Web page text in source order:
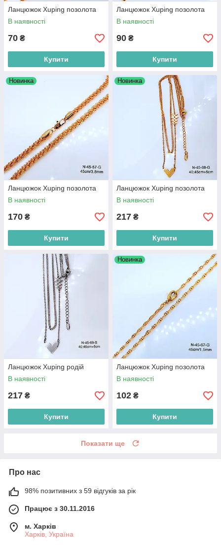
Ланцюжок Xuping позолота
В наявності
70 ₴
Купити
Ланцюжок Xuping позолота
В наявності
90 ₴
Купити
Новинка
Ланцюжок Xuping позолота
В наявності
170 ₴
Купити
Новинка
Ланцюжок Xuping позолота
В наявності
217 ₴
Купити
Ланцюжок Xuping родій
В наявності
217 ₴
Купити
Новинка
Ланцюжок Xuping позолота
В наявності
102 ₴
Купити
Показати ще
Про нас
98% позитивних з 59 відгуків за рік
Працює з 30.11.2016
м. Харків
Харків, Україна